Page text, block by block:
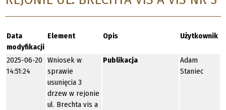
Data
modyfikacji
Element Opis Użytkownik
2025-06-20
14:51:24
Wniosek w
sprawie
usunięcia 3
drzew w rejonie
ul. Brechta vis a
Publikacja
Adam
Staniec